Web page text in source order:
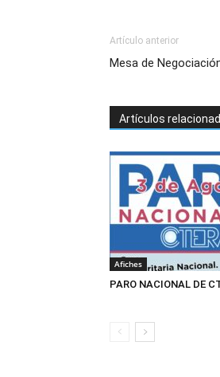
Artículo anterior
Mesa de
Artículos
Afiches
PARO NACIONAL DE